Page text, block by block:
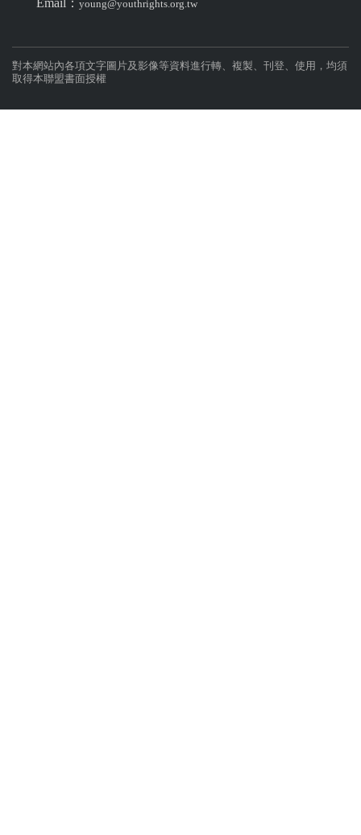
young@youthrights.org.tw
對本網站內各項文字圖片及影像等資料進行轉、複製、刊登、使用，均須
取得本聯盟書面授權